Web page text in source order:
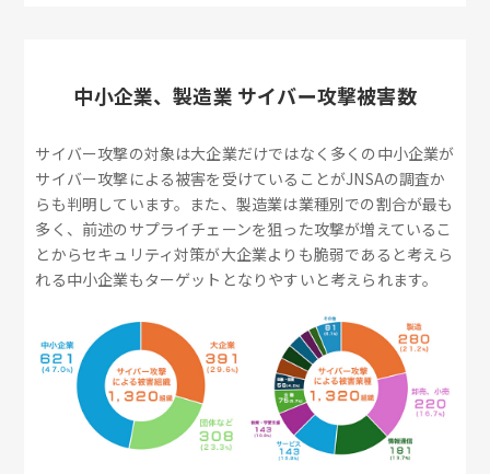
中小企業、製造業 サイバー攻撃被害数
サイバー攻撃の対象は大企業だけではなく多くの中小企業が
サイバー攻撃による被害を受けていることがJNSAの調査か
らも判明しています。また、製造業は業種別での割合が最も
多く、前述のサプライチェーンを狙った攻撃が増えているこ
とからセキュリティ対策が大企業よりも脆弱であると考えら
れる中小企業もターゲットとなりやすいと考えられます。